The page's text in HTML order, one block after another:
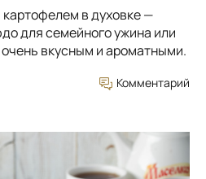
в духовке —
для семейного ужина или
вкусным и ароматными.
Комментарий